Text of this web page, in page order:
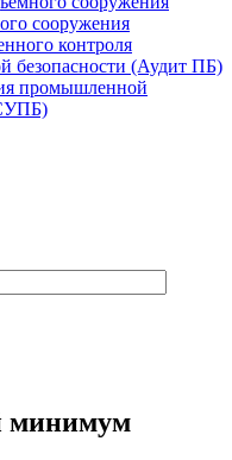
сооружения
контроля
безопасности (Аудит ПБ)
промышленной
минимум